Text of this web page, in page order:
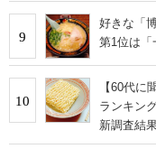
9
好きな「
第1位は「
10
【60代に
ランキン
新調査結果